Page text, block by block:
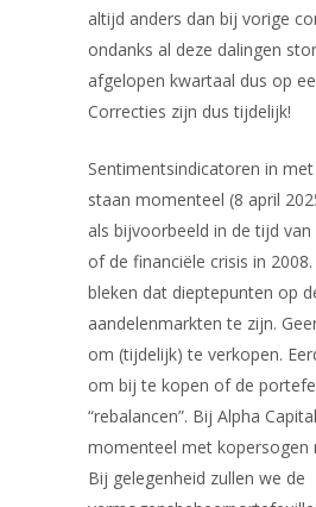
altijd anders dan bij vorige
ondanks al deze dalingen
afgelopen kwartaal dus op
Correcties zijn dus tijdelijk!
Sentimentsindicatoren in met
staan momenteel (8 april
als bijvoorbeeld in de tijd
of de financiële crisis in
bleken dat dieptepunten op
aandelenmarkten te zijn.
om (tijdelijk) te verkopen.
om bij te kopen of de
“rebalancen”. Bij Alpha
momenteel met kopersogen
Bij gelegenheid zullen we de